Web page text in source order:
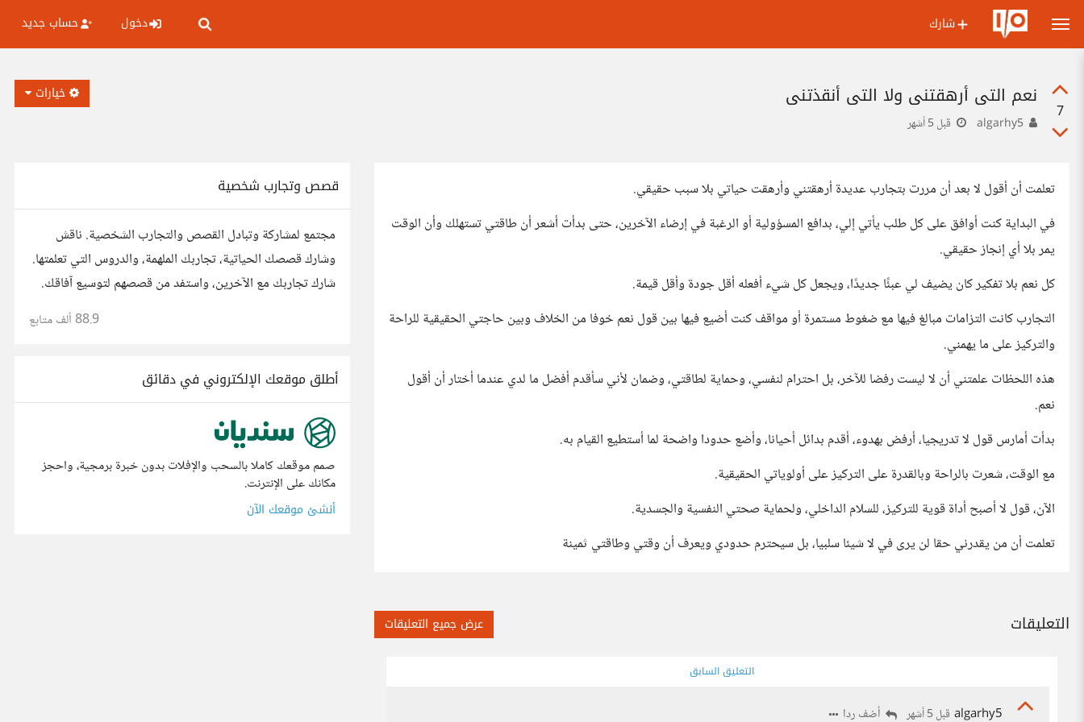
شارك دخول حساب جديد
7
نعم التي أرهقتني ولا التي أنقذتني
قبل 5 أشهر
خيارات
تعلمت أن أقول لا بعد أن مررت بتجارب عديدة أرهقتني وأرهقت حياتي بلا سبب حقيقي.
في البداية كنت أوافق على كل طلب يأتي إلي، بدافع المسؤولية أو الرغبة في إرضاء الآخرين، حتى بدأت أشعر أن طاقتي تستهلك وأن الوقت
يمر بلا أي إنجاز حقيقي.
كل نعم بلا تفكير كان يضيف لي عبئًا جديدًا، ويجعل كل شيء أفعله أقل جودة وأقل قيمة.
التجارب كانت التزامات مبالغ فيها مع ضغوط مستمرة أو مواقف كنت أضيع فيها بين قول نعم خوفا من الخلاف وبين حاجتي الحقيقية للراحة
والتركيز على ما يهمني.
هذه اللحظات علمتني أن لا ليست رفضا للآخر، بل احترام لنفسي، وحماية لطاقتي، وضمان لأني سأقدم أفضل ما لدي عندما أختار أن أقول
نعم.
بدأت أمارس قول لا تدريجيا، أرفض بهدوء، أقدم بدائل أحيانا، وأضع حدودا واضحة لما أستطيع القيام به.
مع الوقت، شعرت بالراحة وبالقدرة على التركيز على أولوياتي الحقيقية.
الآن، قول لا أصبح أداة قوية للتركيز، للسلام الداخلي، ولحماية صحتي النفسية والجسدية.
تعلمت أن من يقدرني حقا لن يرى في لا شيئا سلبيا، بل سيحترم حدودي ويعرف أن وقتي وطاقتي ثمينة
التعليقات عرض جميع التعليقات
التعليق السابق
algarhy5 قبل 5 أشهر أضف ردا
قصص وتجارب شخصية
مجتمع لمشاركة وتبادل القصص والتجارب الشخصية. ناقش
وشارك قصصك الحياتية، تجاربك الملهمة، والدروس التي تعلمتها.
شارك تجاربك مع الآخرين، واستفد من قصصهم لتوسيع آفاقك.
88.9 ألف متابع
أطلق موقعك الإلكتروني في دقائق
صمم موقعك كاملا بالسحب والإفلات بدون خبرة برمجية، واحجز
مكانك على الإنترنت.
أنشئ موقعك الآن